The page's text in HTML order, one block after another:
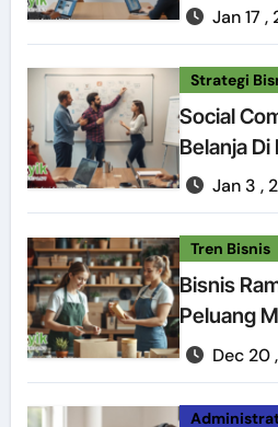
Jan 17 ,
Strategi
Social
Belanja
Jan 3 ,
Tren Bisnis
Bisnis
Peluang
Dec 20